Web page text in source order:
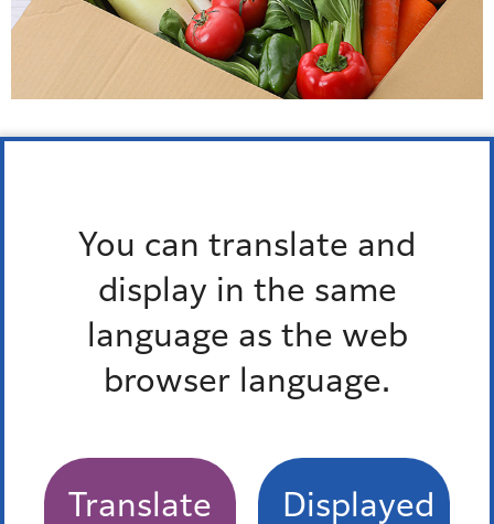
犬や猫などペットを飼う時の手続き、ペットを飼えな
くなった時の対策などを説明しています。
令和8年度港区狂犬病予防集合注射について
動物を飼っている方へ